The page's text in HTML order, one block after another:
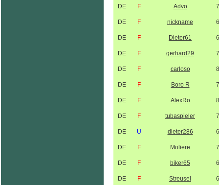
DE F Advo
DE F nickname
DE F Dieter61
DE F gerhard29
DE F carloso
DE F Boro R
DE F AlexRo
DE F tubaspieler
DE U dieter286
DE F Moliere
DE F biker65
DE F Streusel